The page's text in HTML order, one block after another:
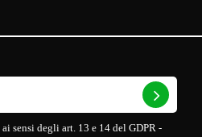
sensi degli art. 13 e 14 del GDPR -